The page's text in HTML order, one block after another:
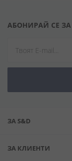
АБОНИРАЙ СЕ
ЗА S&D
ЗА КЛИЕНТИ